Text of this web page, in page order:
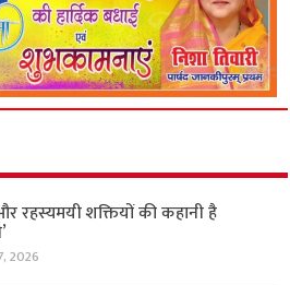
रहस्यमयी शक्तियों की कहानी है
2026